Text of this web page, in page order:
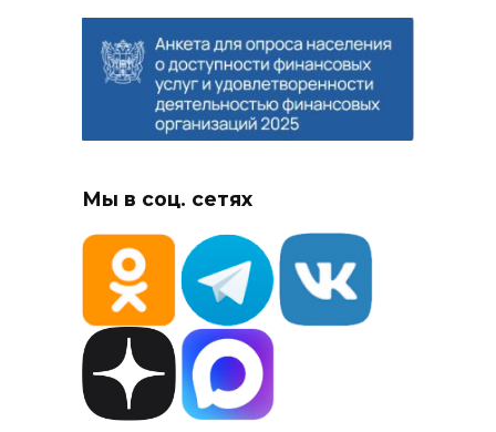
Мы в соц. сетях